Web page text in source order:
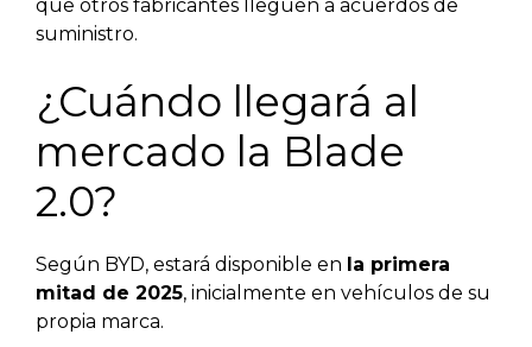
que otros fabricantes lleguen a acuerdos de
suministro.
¿Cuándo llegará al
mercado la Blade
2.0?
Según BYD, estará disponible en la primera
mitad de 2025, inicialmente en vehículos de su
propia marca.